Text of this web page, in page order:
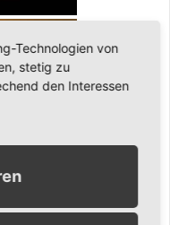
Technologien von
stetig zu
den Interessen